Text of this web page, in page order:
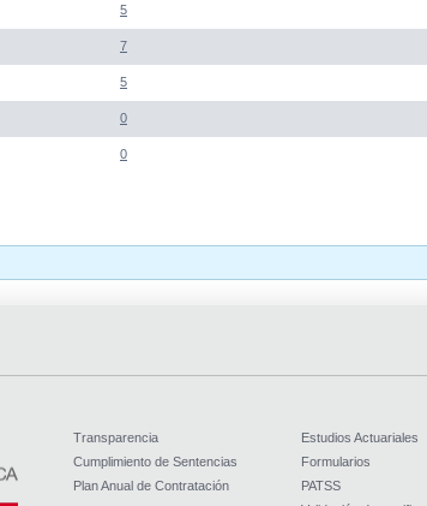
5
7
5
0
0
Transparencia
Cumplimiento de Sentencias
Plan Anual de Contratación
Estudios Actuariales
Formularios
PATSS